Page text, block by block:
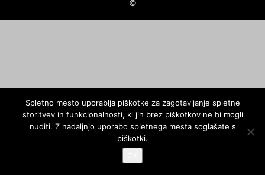
©
Spletno mesto uporablja piškotke za zagotavljanje spletne
storitvev in funkcionalnosti, ki jih brez piškotkov ne bi mogli
nuditi. Z nadaljnjo uporabo spletnega mesta soglašate s
piškotki.